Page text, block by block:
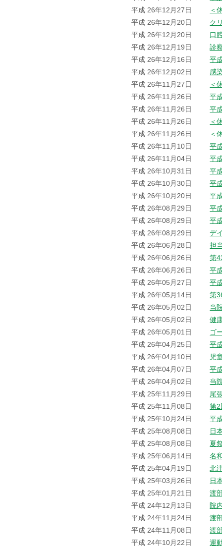
平成 26年12月27日
＜
平成 26年12月20日
ク
平成 26年12月20日
口
平成 26年12月19日
診
平成 26年12月16日
平
平成 26年12月02日
感
平成 26年11月27日
＜
平成 26年11月26日
平
平成 26年11月26日
平
平成 26年11月26日
＜
平成 26年11月26日
＜
平成 26年11月10日
平
平成 26年11月04日
平
平成 26年10月31日
平
平成 26年10月30日
平
平成 26年10月20日
平
平成 26年08月29日
平
平成 26年08月29日
平
平成 26年08月29日
デ
平成 26年06月28日
担
平成 26年06月26日
第
平成 26年06月26日
平
平成 26年05月27日
平
平成 26年05月14日
第
平成 26年05月02日
当
平成 26年05月02日
健
平成 26年05月01日
ゴ
平成 26年04月25日
平
平成 26年04月10日
児
平成 26年04月07日
平
平成 26年04月02日
当
平成 25年11月29日
尾
平成 25年11月08日
第2
平成 25年10月24日
平
平成 25年08月08日
日
平成 25年08月08日
夏
平成 25年06月14日
名
平成 25年04月19日
北
平成 25年03月26日
日
平成 25年01月21日
渡
平成 24年12月13日
院
平成 24年11月24日
渡
平成 24年11月08日
渡
平成 24年10月22日
運